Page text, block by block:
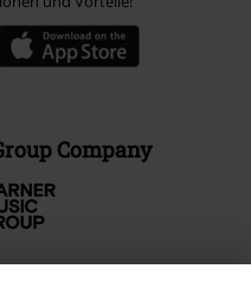
Company